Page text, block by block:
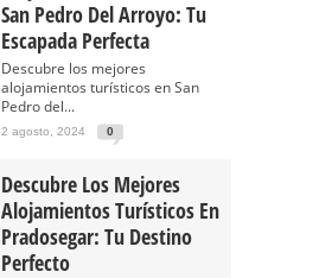
San Pedro Del Arroyo: Tu
Escapada Perfecta
Descubre los mejores
alojamientos turísticos en San
Pedro del...
2 agosto, 2024 0
Descubre Los Mejores
Alojamientos Turísticos En
Pradosegar: Tu Destino
Perfecto